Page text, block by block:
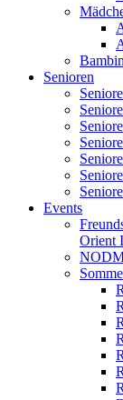
Senioren
Events
Orient